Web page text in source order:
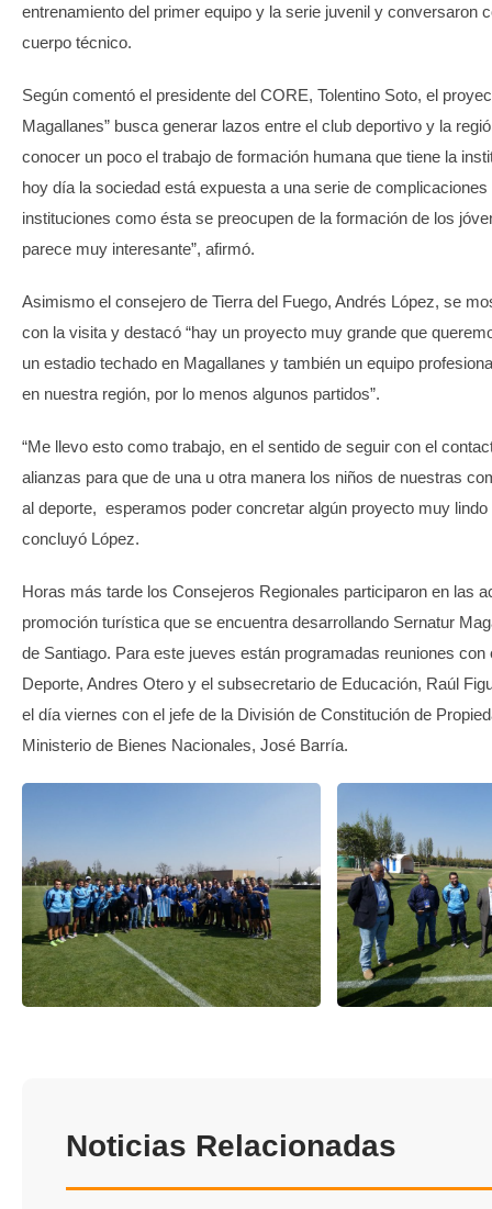
entrenamiento del primer equipo y la serie juvenil y conversaron
cuerpo técnico.
Según comentó el presidente del CORE, Tolentino Soto, el
Magallanes” busca generar lazos entre el club deportivo y la
conocer un poco el trabajo de formación humana que tiene la
hoy día la sociedad está expuesta a una serie de
instituciones como ésta se preocupen de la formación de los
parece muy interesante”, afirmó.
Asimismo el consejero de Tierra del Fuego, Andrés López, se
con la visita y destacó “hay un proyecto muy grande que
un estadio techado en Magallanes y también un equipo
en nuestra región, por lo menos algunos partidos”.
“Me llevo esto como trabajo, en el sentido de seguir con el
alianzas para que de una u otra manera los niños de nuestras
al deporte, esperamos poder concretar algún proyecto muy lindo
concluyó López.
Horas más tarde los Consejeros Regionales participaron en las
promoción turística que se encuentra desarrollando Sernatur
de Santiago. Para este jueves están programadas reuniones con
Deporte, Andres Otero y el subsecretario de Educación, Raúl
el día viernes con el jefe de la División de Constitución de
Ministerio de Bienes Nacionales, José Barría.
Noticias Relacionadas